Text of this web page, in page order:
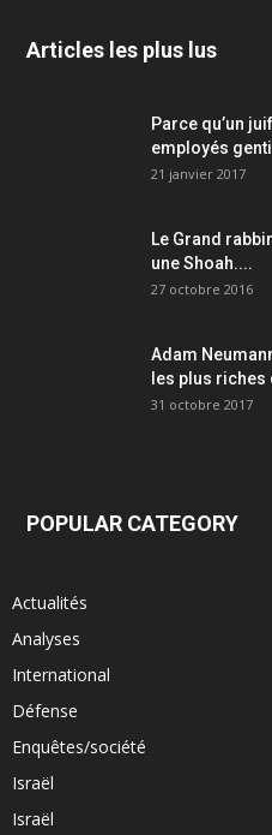
Articles les plus lus
Parce qu’un
employés
21 janvier 2017
Le Grand
une Shoah....
27 octobre 2016
Adam
les plus riches
31 octobre 2017
POPULAR CATEGORY
Actualités
Analyses
International
Défense
Enquêtes/société
Israël
Israël